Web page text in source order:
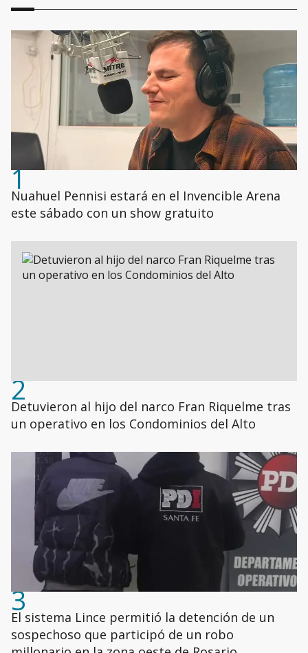
1
Nuahuel Pennisi estará en el Invencible Arena
este sábado con un show gratuito
2
Detuvieron al hijo del narco Fran Riquelme tras
un operativo en los Condominios del Alto
3
El sistema Lince permitió la detención de un
sospechoso que participó de un robo